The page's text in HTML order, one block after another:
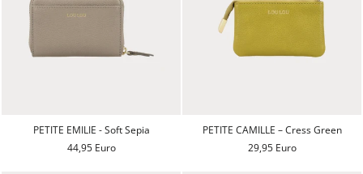
PETITE EMILIE - Soft Sepia
44,95 Euro
PETITE CAMILLE – Cress Green
29,95 Euro